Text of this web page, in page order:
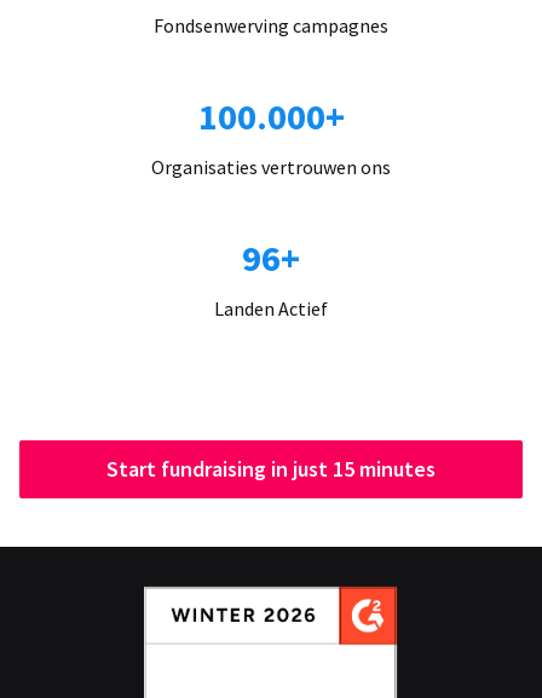
Fondsenwerving campagnes
100.000+
Organisaties vertrouwen ons
96+
Landen Actief
Start fundraising in just 15 minutes